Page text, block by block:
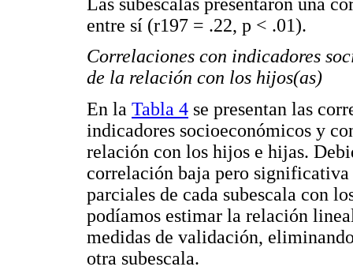
entre sí (r197 = .22, p < .01).
Correlaciones con indicadores
de la relación con los hijos(as)
En la Tabla 4 se presentan las
indicadores socioeconómicos y
relación con los hijos e hijas.
correlación baja pero
parciales de cada subescala con
podíamos estimar la relación
medidas de validación,
otra subescala.